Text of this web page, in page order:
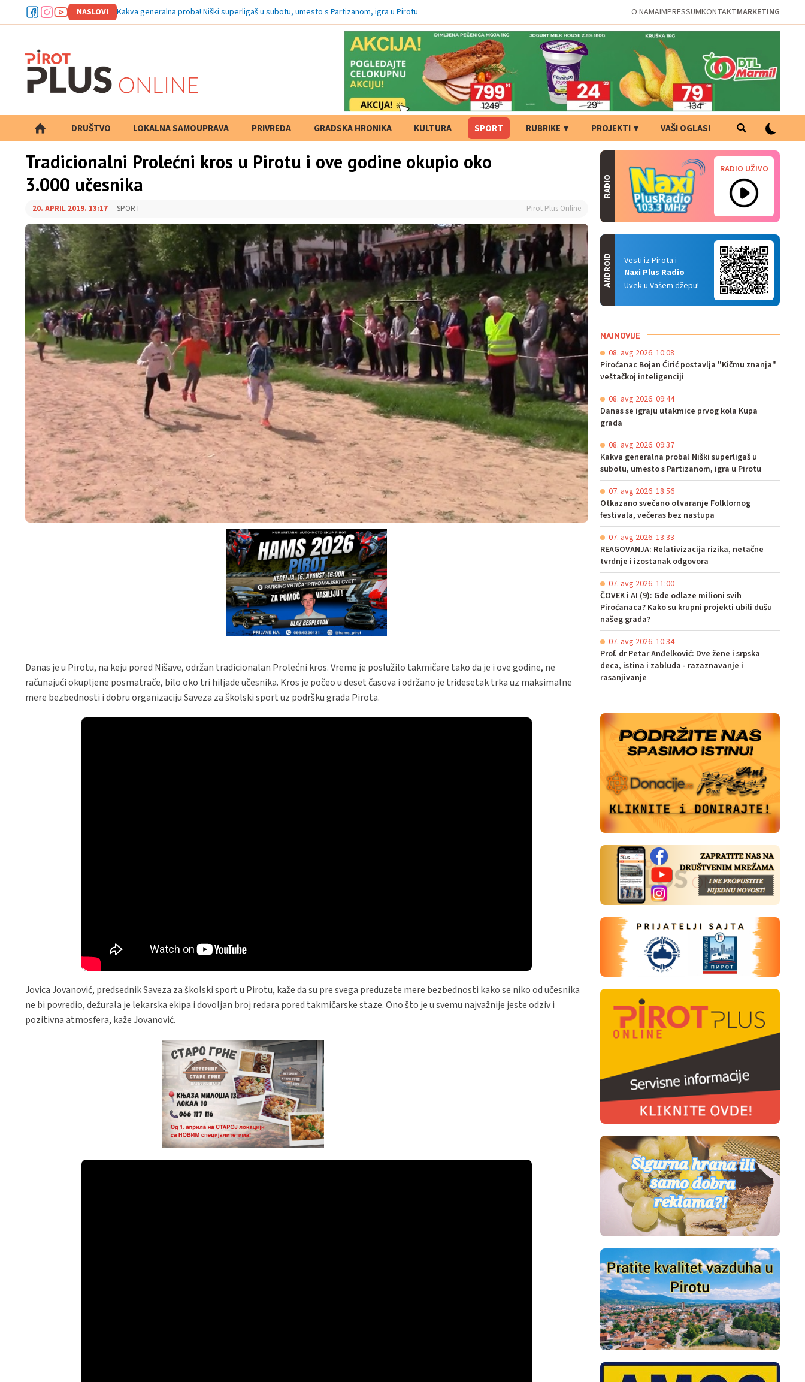
NASLOVI Kakva generalna proba! Niški superligaš u subotu, umesto s Partizanom, igra u Pirotu O NAMAIMPRESSUMKONTAKTMARKETING
DRUŠTVO LOKALNA SAMOUPRAVA PRIVREDA GRADSKA HRONIKA KULTURA SPORT RUBRIKE PROJEKTI VAŠI OGLASI
PRETRAGA
Tradicionalni Prolećni kros u Pirotu i ove godine okupio oko
3.000 učesnika
20. APRIL 2019. 13:17 SPORT Pirot Plus Online
Danas je u Pirotu, na keju pored Nišave, održan tradicionalan Prolećni kros. Vreme je poslužilo takmičare tako da je i ove godine, ne
računajući okupljene posmatrače, bilo oko tri hiljade učesnika. Kros je počeo u deset časova i održano je tridesetak trka uz maksimalne
mere bezbednosti i dobru organizaciju Saveza za školski sport uz podršku grada Pirota.
Jovica Jovanović, predsednik Saveza za školski sport u Pirotu, kaže da su pre svega preduzete mere bezbednosti kako se niko od učesnika
ne bi povredio, dežurala je lekarska ekipa i dovoljan broj redara pored takmičarske staze. Ono što je u svemu najvažnije jeste odziv i
pozitivna atmosfera, kaže Jovanović.
RADIO
RADIO UŽIVO
Vesti iz Pirota i
Naxi Plus Radio
Uvek u Vašem džepu!
ANDROID
NAJNOVIJE
08. avg 2026. 10:08
Piroćanac Bojan Ćirić postavlja "Kičmu znanja"
veštačkoj inteligenciji
08. avg 2026. 09:44
Danas se igraju utakmice prvog kola Kupa
grada
08. avg 2026. 09:37
Kakva generalna proba! Niški superligaš u
subotu, umesto s Partizanom, igra u Pirotu
07. avg 2026. 18:56
Otkazano svečano otvaranje Folklornog
festivala, večeras bez nastupa
07. avg 2026. 13:33
REAGOVANJA: Relativizacija rizika, netačne
tvrdnje i izostanak odgovora
07. avg 2026. 11:00
ČOVEK i AI (9): Gde odlaze milioni svih
Piroćanaca? Kako su krupni projekti ubili dušu
našeg grada?
07. avg 2026. 10:34
Prof. dr Petar Anđelković: Dve žene i srpska
deca, istina i zabluda - razaznavanje i
rasanjivanje